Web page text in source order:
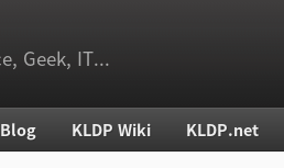
Geek, IT...
KLDP Wiki KLDP.net